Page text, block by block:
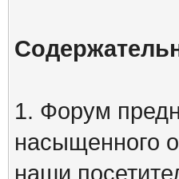
1. Форум
насыщенного
наши